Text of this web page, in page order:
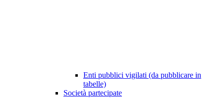
Enti pubblici vigilati (da pubblicare in
tabelle)
Società partecipate